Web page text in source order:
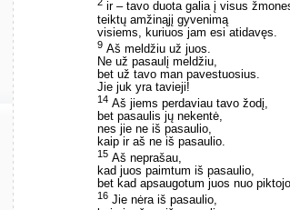
2 ir – tavo duota galia į visus
teiktų amžinąjį gyvenimą
visiems, kuriuos jam esi atidavęs.
9 Aš meldžiu už juos.
Ne už pasaulį meldžiu,
bet už tavo man pavestuosius.
Jie juk yra tavieji!
14 Aš jiems perdaviau tavo žodį,
bet pasaulis jų nekentė,
nes jie ne iš pasaulio,
kaip ir aš ne iš pasaulio.
15 Aš neprašau,
kad juos paimtum iš pasaulio,
bet kad apsaugotum juos nuo
16 Jie nėra iš pasaulio,